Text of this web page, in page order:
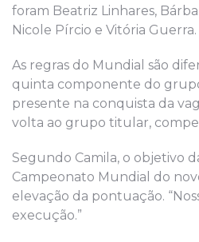
foram Beatriz Linhares,
Nicole Pírcio e Vitória Guerra.
As regras do Mundial são
quinta componente do
presente na conquista da
volta ao grupo titular,
Segundo Camila, o objetivo
Campeonato Mundial do
elevação da pontuação.
execução.”